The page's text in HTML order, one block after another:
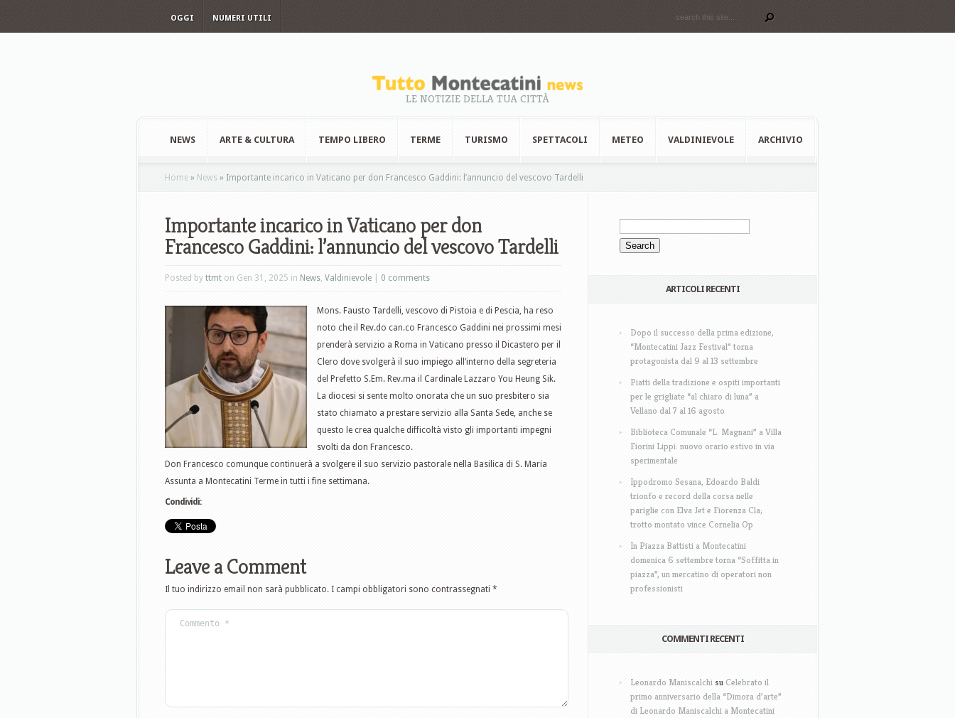
OGGI NUMERI UTILI
LE NOTIZIE DELLA TUA CITTÀ
NEWS ARTE & CULTURA TEMPO LIBERO TERME TURISMO SPETTACOLI METEO VALDINIEVOLE ARCHIVIO
Home » News » Importante incarico in Vaticano per don Francesco Gaddini: l’annuncio del vescovo Tardelli
Importante incarico in Vaticano per don
Francesco Gaddini: l’annuncio del vescovo Tardelli
Posted by ttmt on Gen 31, 2025 in News, Valdinievole 0 comments
Mons. Fausto Tardelli, vescovo di Pistoia e di Pescia, ha reso
noto che il Rev.do can.co Francesco Gaddini nei prossimi mesi
prenderà servizio a Roma in Vaticano presso il Dicastero per il
Clero dove svolgerà il suo impiego all’interno della segreteria
del Prefetto S.Em. Rev.ma il Cardinale Lazzaro You Heung Sik.
La diocesi si sente molto onorata che un suo presbitero sia
stato chiamato a prestare servizio alla Santa Sede, anche se
questo le crea qualche difficoltà visto gli importanti impegni
svolti da don Francesco.
Don Francesco comunque continuerà a svolgere il suo servizio pastorale nella Basilica di S. Maria
Assunta a Montecatini Terme in tutti i fine settimana.
Condividi:
Leave a Comment
Il tuo indirizzo email non sarà pubblicato. I campi obbligatori sono contrassegnati *
ARTICOLI RECENTI
Dopo il successo della prima edizione,
“Montecatini Jazz Festival” torna
protagonista dal 9 al 13 settembre
Piatti della tradizione e ospiti importanti
per le grigliate “al chiaro di luna” a
Vellano dal 7 al 16 agosto
Biblioteca Comunale “L. Magnani” a Villa
Fiorini Lippi: nuovo orario estivo in via
sperimentale
Ippodromo Sesana, Edoardo Baldi
trionfo e record della corsa nelle
pariglie con Elva Jet e Fiorenza Cla;
trotto montato vince Cornelia Op
In Piazza Battisti a Montecatini
domenica 6 settembre torna “Soffitta in
piazza”, un mercatino di operatori non
professionisti
COMMENTI RECENTI
Leonardo Maniscalchi suCelebrato il
primo anniversario della “Dimora d’arte”
di Leonardo Maniscalchi a Montecatini